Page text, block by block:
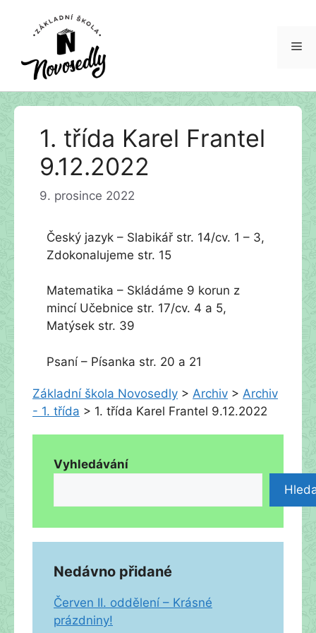
Přeskočit
1. třída Karel Frantel
9.12.2022
9. prosince 2022
Český jazyk – Slabikář str. 14/cv. 1 – 3,
Zdokonalujeme str. 15
Matematika – Skládáme 9 korun z
mincí Učebnice str. 17/cv. 4 a 5,
Matýsek str. 39
Psaní – Písanka str. 20 a 21
Základní škola Novosedly > Archiv > Archiv
- 1. třída > 1. třída Karel Frantel 9.12.2022
Vyhledávání
Nedávno přidané
Červen II. oddělení – Krásné
prázdniny!